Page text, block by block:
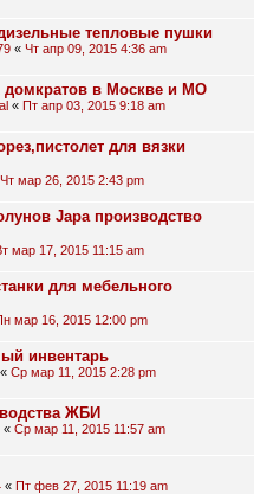
тепловые пушки
« Чт апр 09, 2015 4:36 am
домкратов в Москве и МО
« Пт апр 03, 2015 9:18 am
для вязки
Чт мар 26, 2015 2:43 pm
Japa производство
мар 17, 2015 11:15 am
для мебельного
мар 16, 2015 12:00 pm
инвентарь
« Ср мар 11, 2015 2:28 pm
ЖБИ
« Ср мар 11, 2015 11:57 am
« Пт фев 27, 2015 11:19 am